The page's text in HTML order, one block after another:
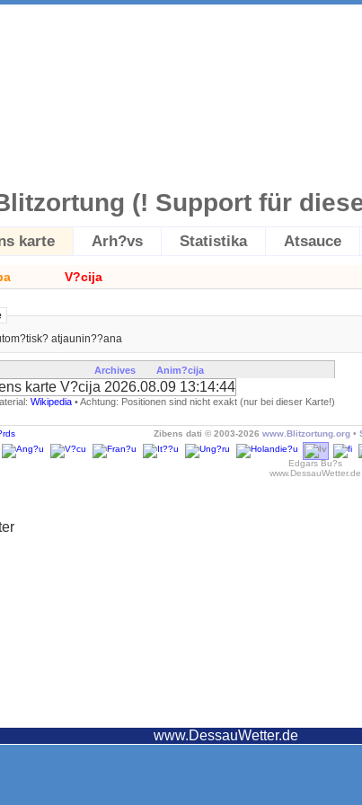
(! Support für
karte Arh?vs Statistika Atsauce
V?cija
atjaunin??ana
Archives Anim?cija
Wikipedia • Achtung: Positionen sind nicht exakt (nur bei dieser Karte!)
Zibens dati © 2003-2026 www.Blitzortung.org•
Edgars Bu?s
www.DessauWetter.de
www.DessauWetter.de